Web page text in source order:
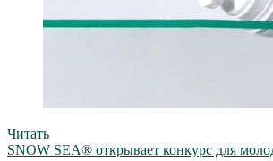
Читать
SNOW SEA® открывает конкурс для